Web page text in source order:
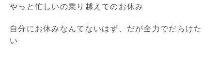
やっと忙しいの乗り越えてのお休み
自分にお休みなんてないはず、だが全力でだらけた
い